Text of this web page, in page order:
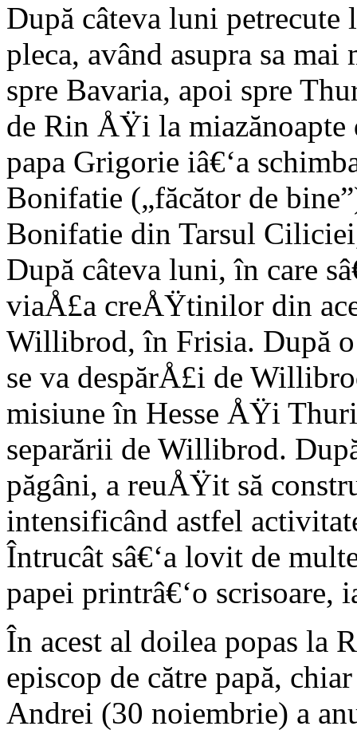
După câteva luni
pleca, având asupra sa
spre Bavaria, apoi spre
de Rin ÅŸi la miazănoapte
papa Grigorie iâ€‘a
Bonifatie („făcător de
Bonifatie din Tarsul
După câteva luni, în care
viaÅ£a creÅŸtinilor din
Willibrod, în Frisia. După
se va despărÅ£i de
misiune în Hesse ÅŸi
separării de Willibrod.
păgâni, a reuÅŸit să
intensificând astfel
Întrucât sâ€‘a lovit de
papei printrâ€‘o scrisoare,
În acest al doilea popas la
episcop de către papă,
Andrei (30 noiembrie) a